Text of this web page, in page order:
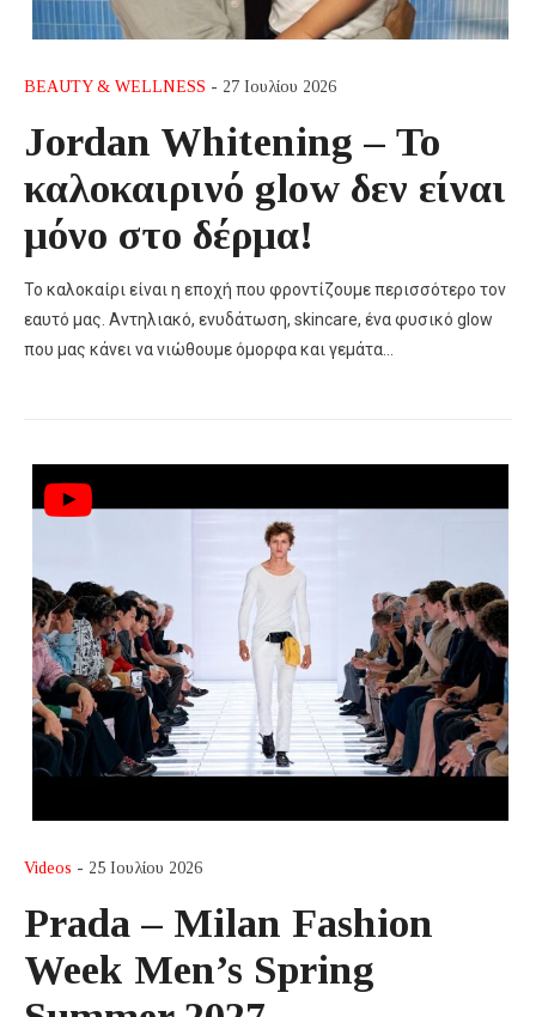
BEAUTY & WELLNESS - 27 Ιουλίου 2026
Jordan Whitening – Το
καλοκαιρινό glow δεν είναι
μόνο στο δέρμα!
Το καλοκαίρι είναι η εποχή που φροντίζουμε περισσότερο τον
εαυτό μας. Αντηλιακό, ενυδάτωση, skincare, ένα φυσικό glow
που μας κάνει να νιώθουμε όμορφα και γεμάτα…
Videos - 25 Ιουλίου 2026
Prada – Milan Fashion
Week Men’s Spring